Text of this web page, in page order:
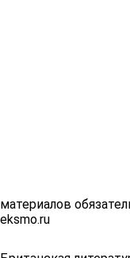
материалов
eksmo.ru